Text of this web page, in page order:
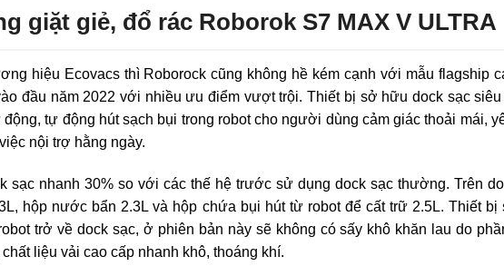
giặt giẻ, đổ rác Roborok S7 MAX V ULTRA
hiệu Ecovacs thì Roborock cũng không hề kém cạnh với mẫu flagship
đầu năm 2022 với nhiều ưu điểm vượt trội. Thiết bị sở hữu dock sạc siêu
tự động hút sạch bụi trong robot cho người dùng cảm giác thoải mái,
nội trợ hằng ngày.
sạc nhanh 30% so với các thế hệ trước sử dụng dock sạc thường. Trên
hộp nước bẩn 2.3L và hộp chứa bụi hút từ robot để cất trữ 2.5L. Thiết bị
trở về dock sạc, ở phiên bản này sẽ không có sấy khô khăn lau do
liệu vải cao cấp nhanh khô, thoáng khí.